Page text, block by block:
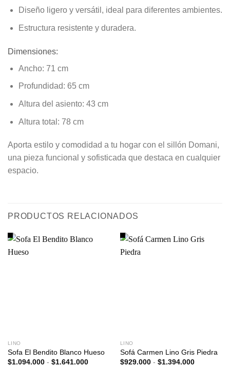
Diseño ligero y versátil , ideal para diferentes ambientes.
Estructura resistente y duradera.
Dimensiones:
Ancho: 71 cm
Profundidad: 65 cm
Altura del asiento: 43 cm
Altura total: 78 cm
Aporta estilo y comodidad a tu hogar con el sillón Domani,
una pieza funcional y sofisticada que destaca en cualquier
espacio.
PRODUCTOS RELACIONADOS
LINO
Sofa El Bendito Blanco Hueso
$1.094.000 - $1.641.000Rango
LINO
Sofá Carmen Lino Gris Piedra
$929.000 - $1.394.000Rango